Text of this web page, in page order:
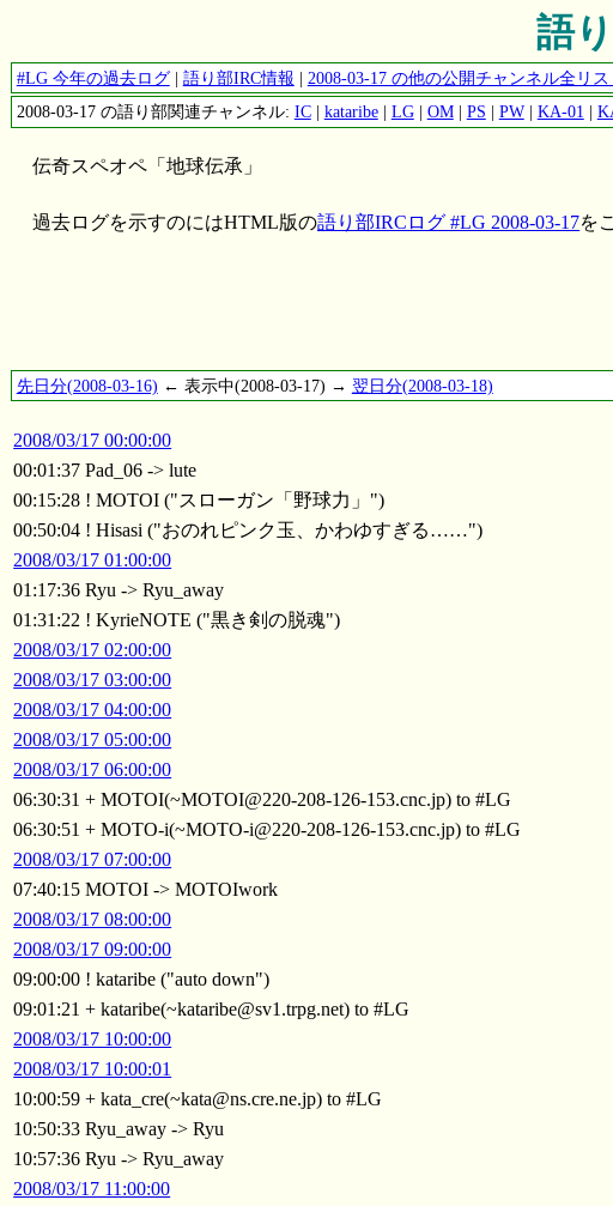
語
#LG 今年の過去ログ| 語り部IRC情報 | 2008-03-17 の他の公開チャンネル全リス
2008-03-17 の語り部関連チャンネル: IC| kataribe| LG| OM| PS | PW| KA-01 |
伝奇スペオペ「地球伝承」
過去ログを示すのにはHTML版の語り部IRCログ #LG 2008-03-17を
先日分(2008-03-16) ← 表示中(2008-03-17) → 翌日分(2008-03-18)
2008/03/17 00:00:00
00:01:37 Pad_06 -> lute
00:15:28 ! MOTOI ("スローガン「野球力」")
00:50:04 ! Hisasi ("おのれピンク玉、かわゆすぎる……")
2008/03/17 01:00:00
01:17:36 Ryu -> Ryu_away
01:31:22 ! KyrieNOTE ("黒き剣の脱魂")
2008/03/17 02:00:00
2008/03/17 03:00:00
2008/03/17 04:00:00
2008/03/17 05:00:00
2008/03/17 06:00:00
06:30:31 + MOTOI(~MOTOI@220-208-126-153.cnc.jp) to #LG
06:30:51 + MOTO-i(~MOTO-i@220-208-126-153.cnc.jp) to #LG
2008/03/17 07:00:00
07:40:15 MOTOI -> MOTOIwork
2008/03/17 08:00:00
2008/03/17 09:00:00
09:00:00 ! kataribe ("auto down")
09:01:21 + kataribe(~kataribe@sv1.trpg.net) to #LG
2008/03/17 10:00:00
2008/03/17 10:00:01
10:00:59 + kata_cre(~kata@ns.cre.ne.jp) to #LG
10:50:33 Ryu_away -> Ryu
10:57:36 Ryu -> Ryu_away
2008/03/17 11:00:00